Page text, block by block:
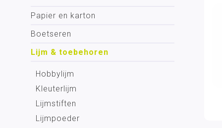
Papier en karton
Boetseren
Lijm & toebehoren
Hobbylijm
Kleuterlijm
Lijmstiften
Lijmpoeder